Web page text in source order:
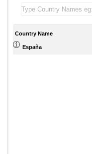
Country Name
España